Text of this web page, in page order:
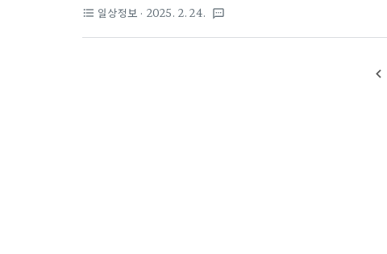
근손실이 진행되면 근력이 저하되고 근육이 피로해지면서
있습니다. 특히, 오랜 기간 운동을 쉬거나 영양 부족 상태
니다.② 단백질 및 영양소 부족단백질, 마그네슘, 칼슘, 전
고 이완하는 기능을 제대로 수행하지 못해 떨림이 발생할
format_list_bulleted 일상정보 · 2025. 2. 24. textsms
navigate_before